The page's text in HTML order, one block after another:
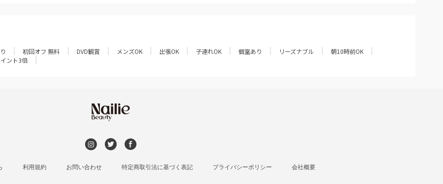
初回オフ 無料 DVD観賞 メンズOK 出張OK 子連れOK 個室あり リーズナブル
朝10時前OK
ント3倍
利用規約 お問い合わせ 特定商取引法に基づく表記 プライバシーポリシー 会社概要